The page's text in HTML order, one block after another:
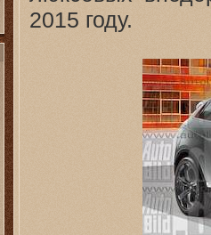
2015 году.